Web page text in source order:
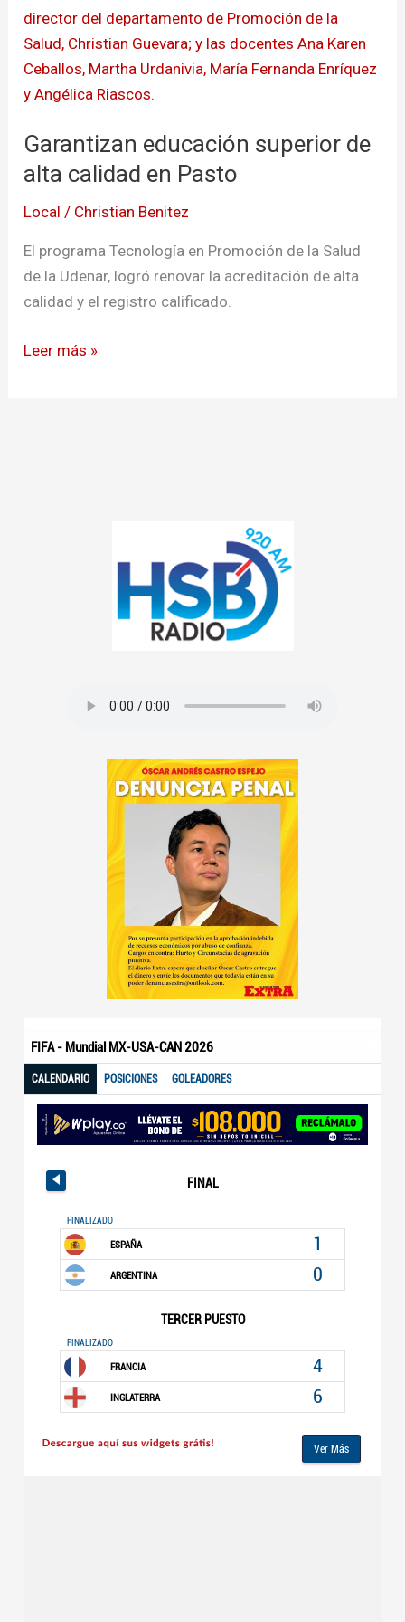
Garantizan educación superior de
alta calidad en Pasto
Local / Christian Benitez
El programa Tecnología en Promoción de la Salud
de la Udenar, logró renovar la acreditación de alta
calidad y el registro calificado.
superior
de
alta
calidad
Pasto
Leer más »